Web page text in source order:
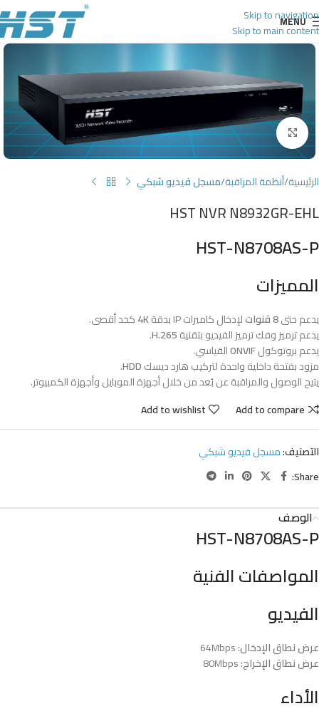
Skip to navigation
Skip to main content
MENU
Click to enlarge
الرئيسية أنظمة المراقبة مسجل فيديو شبكي
HST NVR N8932GR-EHL
HST-N8708AS-P
المميزات
يدعم حتى8 قنوات لإدخال كاميرات IP بدقة 4Kكحد أقصى.
يدعم ترميز وفك ترميز الفيديو بتقنيةH.265
.
يدعم بروتوكولONVIFالقياسي.
مزود بفتحة داخلية واحدة لتركيب هارد ديسكHDD
.
يتيح الوصول والمراقبة عن بُعد من خلال أجهزة الموبايل وأجهزة الكمبيوتر.
Add to compare
Add to wishlist
التصنيف:مسجل فيديو شبكي
Share:
الوصف
HST-N8708AS-P
المواصفات الفنية
الفيديو
عرض نطاق الإدخال:
عرض نطاق الإخراج:
الأداء